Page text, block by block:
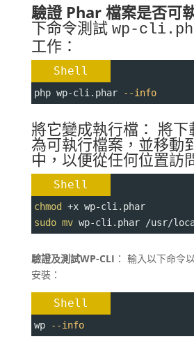
驗證 Phar 檔案是否可
下命令測試wp-
工作：
Shell
php wp-cli.phar --info
將它變成執行檔： 將下
為可執行檔案，並移動
中，以便從任何位置訪
Shell
chmod +x wp-cli.phar
sudo mv wp-cli.phar /usr/
驗證及測試WP-CLI ： 輸入以下命令
安裝：
Shell
wp --info